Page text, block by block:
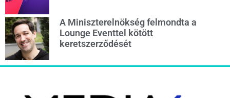
A Miniszterelnökség felmondta a
Lounge Eventtel kötött
keretszerződését